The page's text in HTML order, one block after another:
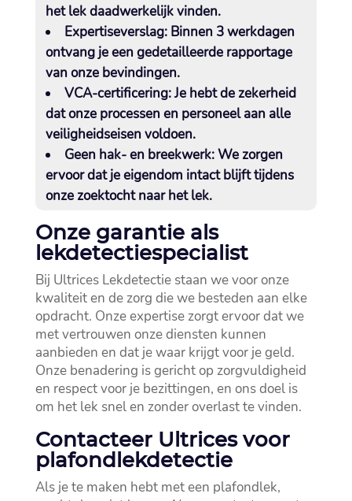
het lek daadwerkelijk vinden.​
Expertiseverslag:Binnen 3 werkdagen
ontvang je een gedetailleerde rapportage
van onze bevindingen.​
VCA-certificering:Je hebt de zekerheid
dat onze processen en personeel aan alle
veiligheidseisen voldoen.​
Geen hak- en breekwerk:We zorgen
ervoor dat je eigendom intact blijft tijdens
onze zoektocht naar het lek.​
Onze garantie als
lekdetectiespecialist
Bij Ultrices Lekdetectie staan we voor onze
kwaliteit en de zorg die we besteden aan elke
opdracht.​ Onze expertise zorgt ervoor dat we
met vertrouwen onze diensten kunnen
aanbieden en dat je waar krijgt voor je geld.​
Onze benadering is gericht op zorgvuldigheid
en respect voor je bezittingen, en ons doel is
om het lek snel en zonder overlast te vinden.​
Contacteer Ultrices voor
plafondlekdetectie
Als je te maken hebt met een plafondlek,